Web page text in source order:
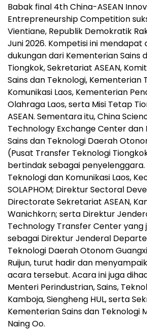
Babak final 4th China-ASEAN
Entrepreneurship Competition
Vientiane, Republik Demokratik
Juni 2026. Kompetisi ini mendapat
dukungan dari Kementerian Sains
Tiongkok, Sekretariat ASEAN,
Sains dan Teknologi, Kementerian
Komunikasi Laos, Kementerian
Olahraga Laos, serta Misi Tetap
ASEAN. Sementara itu, China
Technology Exchange Center
Sains dan Teknologi Daerah
(Pusat Transfer Teknologi
bertindak sebagai
Teknologi dan Komunikasi Laos,
SOLAPHOM; Direktur Sectoral
Directorate Sekretariat ASEAN,
Wanichkorn; serta Direktur
Technology Transfer Center yang
sebagai Direktur Jenderal
Teknologi Daerah Otonom
Ruijun, turut hadir dan
acara tersebut. Acara ini juga
Menteri Perindustrian, Sains,
Kamboja, Siengheng HUL, serta
Kementerian Sains dan Teknologi
Naing Oo.